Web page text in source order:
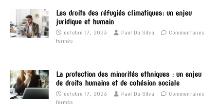
Les droits des réfugiés climatiques: un enjeu
juridique et humain
octobre 17, 2023 Paul Da Silva
Commentaires
fermés
La protection des minorités ethniques : un enjeu
de droits humains et de cohésion sociale
octobre 17, 2023 Paul Da Silva
Commentaires
fermés